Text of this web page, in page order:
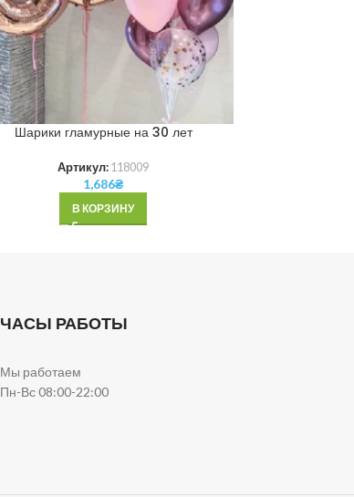
Шарики гламурные на 30 лет
Артикул: 118009
1,686₴
В КОРЗИНУ
ЧАСЫ РАБОТЫ
Мы работаем
Пн-Вс 08:00-22:00